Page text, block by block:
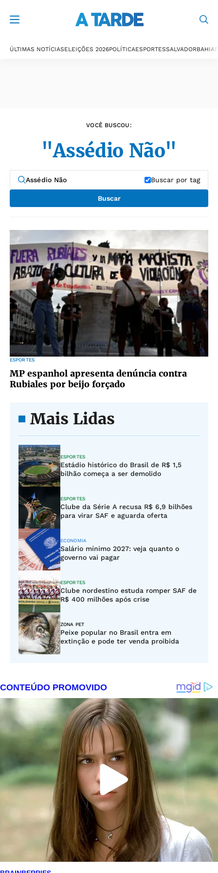
ÚLTIMAS NOTÍCIASELEIÇÕES 2026POLÍTICAESPORTESSALVADORBAHIA
VOCÊ BUSCOU:
"Assédio Não"
Buscar por tag
Buscar
ESPORTES
MP espanhol apresenta denúncia contra
Rubiales por beijo forçado
Mais Lidas
ESPORTES
Estádio histórico do Brasil de R$ 1,5
bilhão começa a ser demolido
ESPORTES
Clube da Série A recusa R$ 6,9 bilhões
para virar SAF e aguarda oferta
ECONOMIA
Salário mínimo 2027: veja quanto o
governo vai pagar
ESPORTES
Clube nordestino estuda romper SAF de
R$ 400 milhões após crise
ZONA PET
Peixe popular no Brasil entra em
extinção e pode ter venda proibida